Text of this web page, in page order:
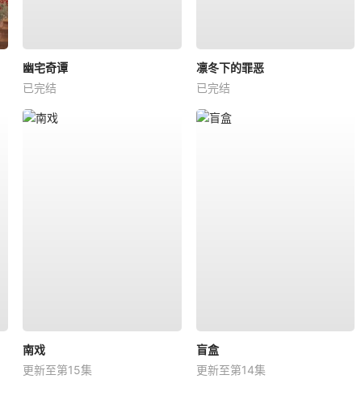
幽宅奇谭
已完结
凛冬下的罪恶
已完结
南戏
更新至第15集
盲盒
更新至第14集